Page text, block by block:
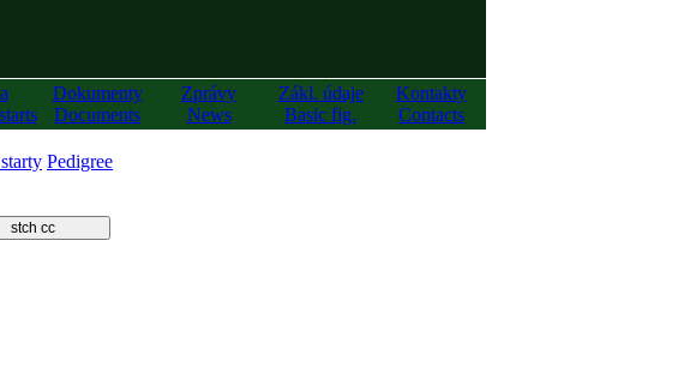
Dokumenty
Documents
Zprávy
News
Zákl. údaje
Basic fig.
Kontakty
Contacts
Pedigree
stch cc